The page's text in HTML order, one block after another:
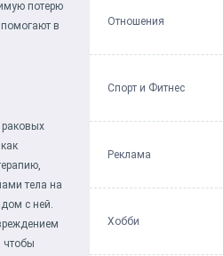
потерю
в
раковых
тела на
с ней.
чтобы
Отношения
Спорт и Фитнес
Реклама
Хобби